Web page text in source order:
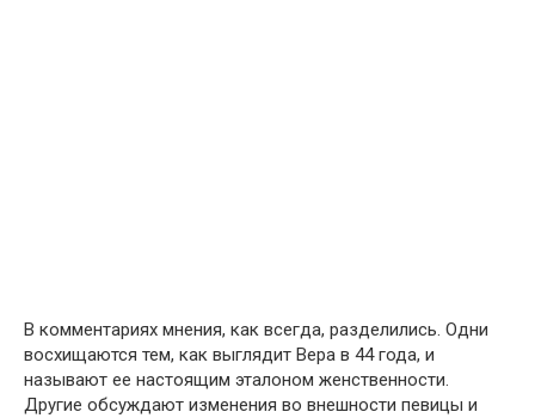
В комментариях мнения, как всегда, разделились. Одни
восхищаются тем, как выглядит Вера в 44 года, и
называют ее настоящим эталоном женственности.
Другие обсуждают изменения во внешности певицы и